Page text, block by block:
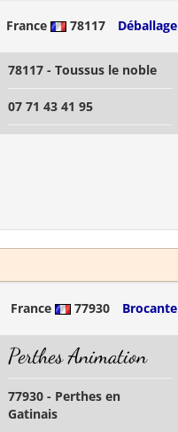
France 78117 Déballage
78117 - Toussus le noble
07 71 43 41 95
France 77930 Brocante
Perthes Animation
77930 - Perthes en
Gatinais